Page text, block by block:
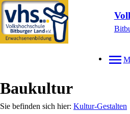
Baukultur
Kultur-Gestalten